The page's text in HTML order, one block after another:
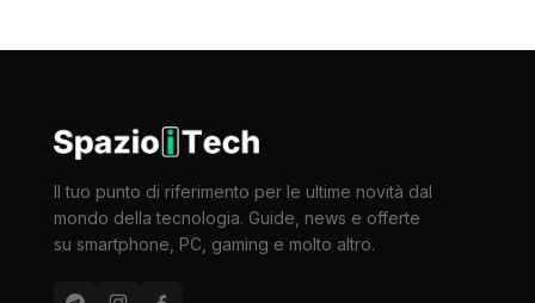
Il tuo punto di riferimento per le ultime novità dal
mondo della tecnologia. Guide, news e offerte
su smartphone, PC, gaming e molto altro.